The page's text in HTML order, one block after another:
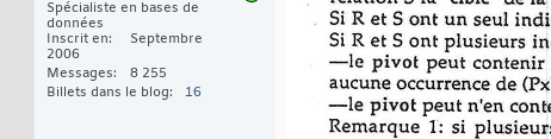
Spécialiste en bases de
données
Inscrit en
Septembre
2006
Messages
8 255
Billets dans le blog
16